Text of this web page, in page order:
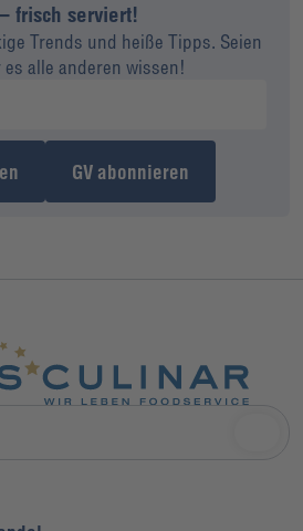
frisch serviert!
Trends und heiße Tipps. Seien
alle anderen wissen!
GV abonnieren